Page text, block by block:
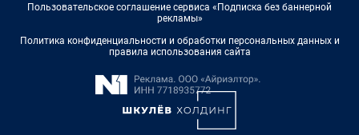
Пользовательское соглашение сервиса «Подписка без баннерной
рекламы»
Политика конфиденциальности и обработки персональных данных и
правила использования сайта